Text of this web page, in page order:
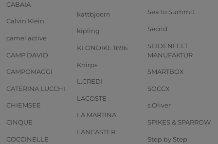
CABAIA
Calvin Klein
camel active
CAMP DAVID
CAMPOMAGGI
CATERINA LUCCHI
CHIEMSEE
CINQUE
COCCINELLE
kattbjoern
kipling
KLONDIKE 1896
Knirps
L.CREDI
LACOSTE
LA MARTINA
LANCASTER
Sea to Summit
Secrid
SEIDENFELT
MANUFAKTUR
SMARTBOX
SOCCX
s.Oliver
SPIKES & SPARROW
Step by Step